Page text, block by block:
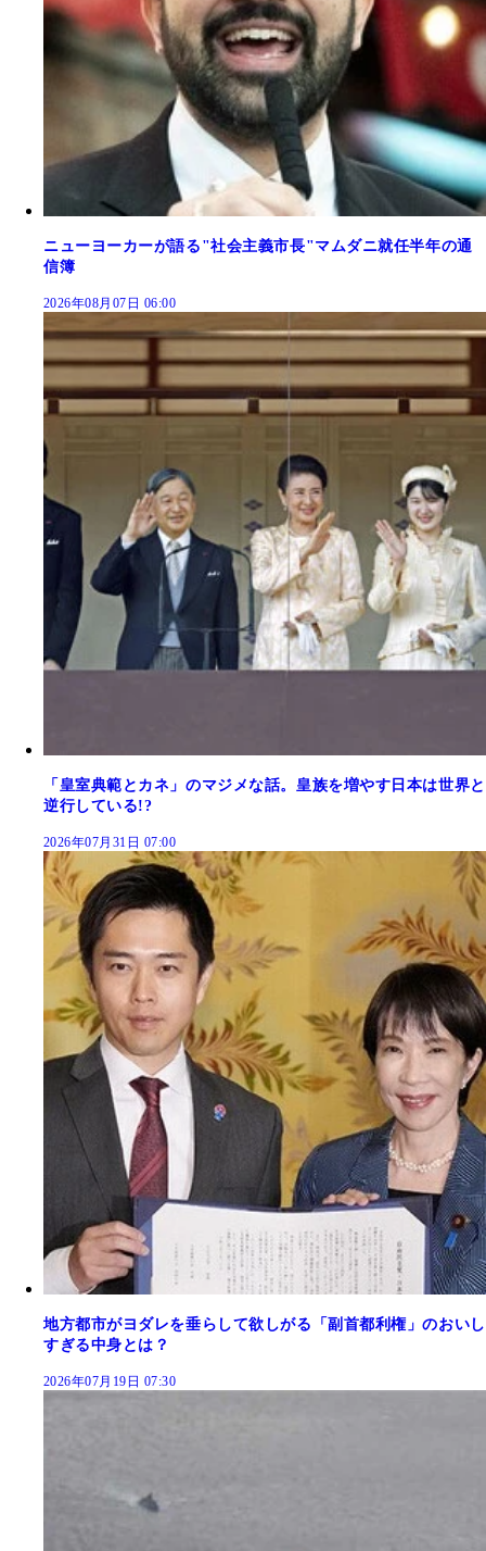
ニューヨーカーが語る"社会主義市長"マムダニ就任半年の通
信簿
2026年08月07日 06:00
「皇室典範とカネ」のマジメな話。皇族を増やす日本は世界と
逆行している!?
2026年07月31日 07:00
地方都市がヨダレを垂らして欲しがる「副首都利権」のおいし
すぎる中身とは？
2026年07月19日 07:30